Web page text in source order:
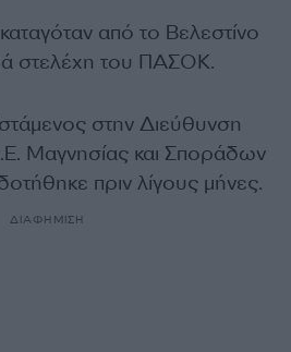
από το Βελεστίνο
στελέχη του ΠΑΣΟΚ.
στην Διεύθυνση
Μαγνησίας και Σποράδων
πριν λίγους μήνες.
ΔΙΑΦΗΜΙΣΗ